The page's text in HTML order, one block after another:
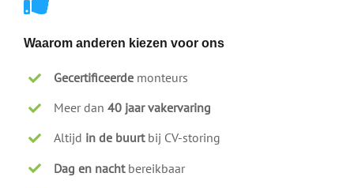
Waarom anderen kiezen voor ons
Gecertificeerde monteurs
Meer dan40 jaar vakervaring
Altijd in de buurtbij CV-storing
Dag en nachtbereikbaar